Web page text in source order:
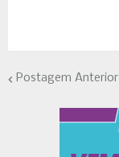
Postagem Anterior